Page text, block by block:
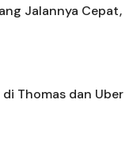
Jalannya Cepat,
Thomas dan Uber